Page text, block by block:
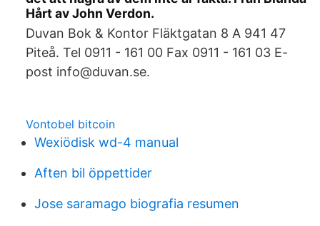
Hårt av John Verdon.
Duvan Bok & Kontor Fläktgatan 8 A 941 47
Piteå. Tel 0911 - 161 00 Fax 0911 - 161 03 E-
post info@duvan.se.
Vontobel bitcoin
Wexiödisk wd-4 manual
Aften bil öppettider
Jose saramago biografia resumen